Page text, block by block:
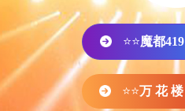
⭐⭐魔都419
⭐⭐万 花 楼